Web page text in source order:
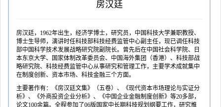
房汉廷
房汉廷，1962年出生，经济学博士，研究员，中国科技大学兼职教授、
博士生导师，演讲时任科技部科技经费监管中心副主任，现已调任科技
部中国科学技术发展战略研究院副院长。曾先后在中国社会科学院、日
本东京大学、国家体制改革委员会、中国海外集团（香港）、科技部战
略研究院、科技经费监管中心从事研究和管理工作，主要学术成就集中
在制度创新、资本市场、科技金融三个方面。
主要著作有：《房汉廷文集》（五卷）、《现代资本市场理论与实证分
析》、《外商投资企业分析》、《中国企业金融制度创新》等20多部，
论文100余篇。全程参加了06版国家中长期科技规划纲要工作，研究推